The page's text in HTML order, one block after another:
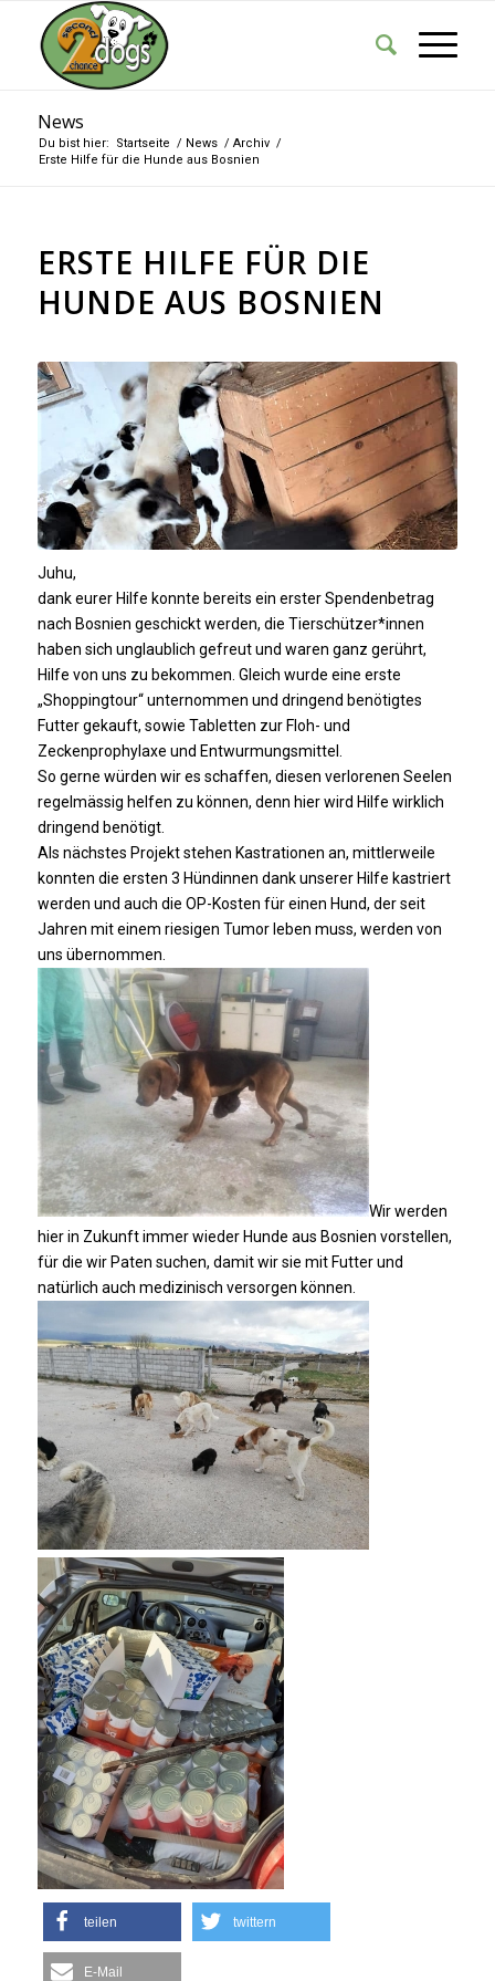
News
Du bist hier: Startseite / News / Archiv /
Erste Hilfe für die Hunde aus Bosnien
ERSTE HILFE FÜR DIE
HUNDE AUS BOSNIEN
Juhu,
dank eurer Hilfe konnte bereits ein erster Spendenbetrag
nach Bosnien geschickt werden, die Tierschützer*innen
haben sich unglaublich gefreut und waren ganz gerührt,
Hilfe von uns zu bekommen. Gleich wurde eine erste
„Shoppingtour“ unternommen und dringend benötigtes
Futter gekauft, sowie Tabletten zur Floh- und
Zeckenprophylaxe und Entwurmungsmittel.
So gerne würden wir es schaffen, diesen verlorenen Seelen
regelmässig helfen zu können, denn hier wird Hilfe wirklich
dringend benötigt.
Als nächstes Projekt stehen Kastrationen an, mittlerweile
konnten die ersten 3 Hündinnen dank unserer Hilfe kastriert
werden und auch die OP-Kosten für einen Hund, der seit
Jahren mit einem riesigen Tumor leben muss, werden von
uns übernommen.
Wir werden
hier in Zukunft immer wieder Hunde aus Bosnien vorstellen,
für die wir Paten suchen, damit wir sie mit Futter und
natürlich auch medizinisch versorgen können.
teilen twittern
E-Mail